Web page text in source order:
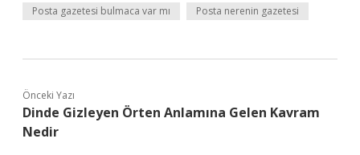
Posta gazetesi bulmaca var mı Posta nerenin gazetesi
Önceki Yazı
Dinde Gizleyen Örten Anlamına Gelen Kavram
Nedir